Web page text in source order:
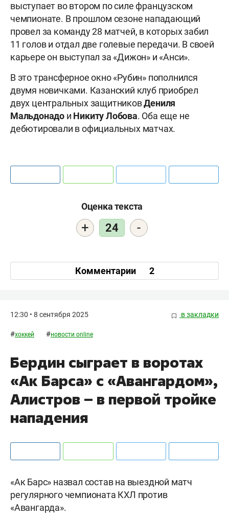
выступает во втором по силе французском
чемпионате. В прошлом сезоне нападающий
провел за команду 28 матчей, в которых забил
11 голов и отдал две голевые передачи. В своей
карьере он выступал за «Дижон» и «Анси».
В это трансферное окно «Рубин» пополнился
двумя новичками. Казанский клуб приобрел
двух центральных защитниковДениля
Мальдонадо и Никиту Лобова. Оба еще не
дебютировали в официальных матчах.
Оценка текста
+ 24 -
Комментарии 2
12:30 • 8 сентября 2025 в закладки
#хоккей #новости online
Бердин сыграет в воротах
«Ак Барса» с «Авангардом»,
Алистров – в первой тройке
нападения
«Ак Барс» назвал состав на выездной матч
регулярного чемпионата КХЛ против
«Авангарда».